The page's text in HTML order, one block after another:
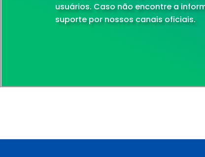
usuários. Caso não encontre a
suporte por nossos canais oficiais.